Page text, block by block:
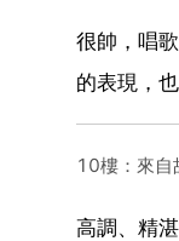
很帥，唱
的表現，
10樓：來自
高調、精